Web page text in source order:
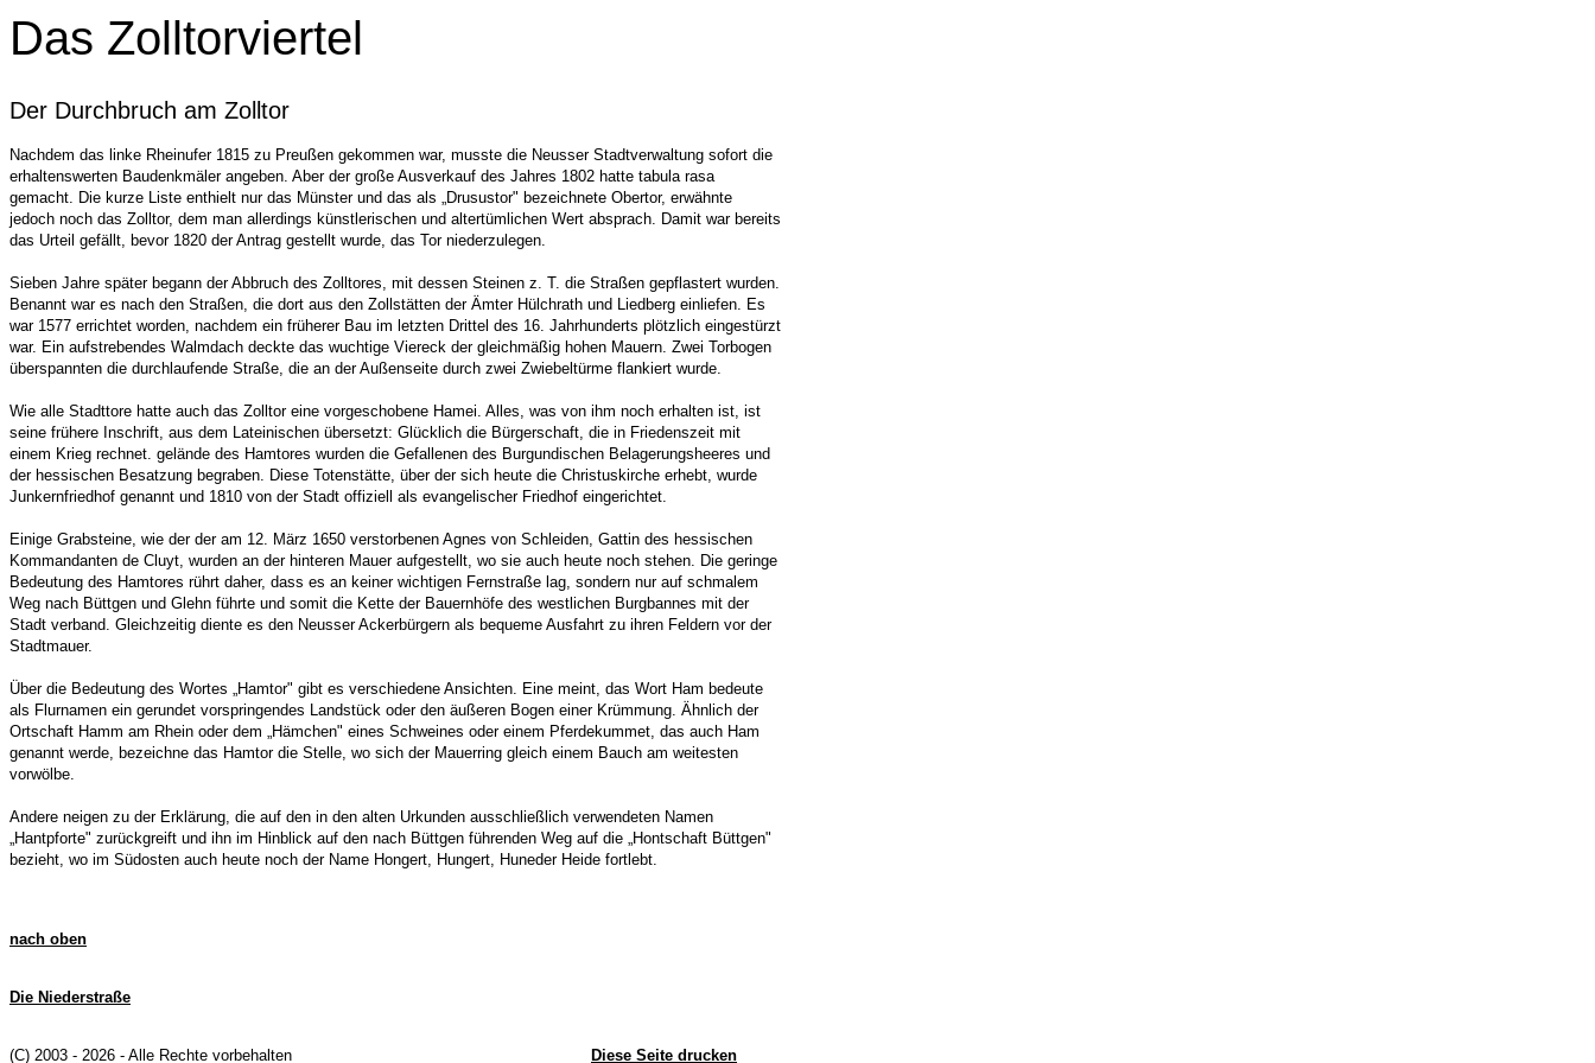
Das Zolltorviertel
Der Durchbruch am Zolltor
Nachdem das linke Rheinufer 1815 zu Preußen gekommen war, musste die Neusser Stadtverwaltung sofort die
erhaltenswerten Baudenkmäler angeben. Aber der große Ausverkauf des Jahres 1802 hatte tabula rasa
gemacht. Die kurze Liste enthielt nur das Münster und das als „Drusustor" bezeichnete Obertor, erwähnte
jedoch noch das Zolltor, dem man allerdings künstlerischen und altertümlichen Wert absprach. Damit war bereits
das Urteil gefällt, bevor 1820 der Antrag gestellt wurde, das Tor niederzulegen.
Sieben Jahre später begann der Abbruch des Zolltores, mit dessen Steinen z. T. die Straßen gepflastert wurden.
Benannt war es nach den Straßen, die dort aus den Zollstätten der Ämter Hülchrath und Liedberg einliefen. Es
war 1577 errichtet worden, nachdem ein früherer Bau im letzten Drittel des 16. Jahrhunderts plötzlich eingestürzt
war. Ein aufstrebendes Walmdach deckte das wuchtige Viereck der gleichmäßig hohen Mauern. Zwei Torbogen
überspannten die durchlaufende Straße, die an der Außenseite durch zwei Zwiebeltürme flankiert wurde.
Wie alle Stadttore hatte auch das Zolltor eine vorgeschobene Hamei. Alles, was von ihm noch erhalten ist, ist
seine frühere Inschrift, aus dem Lateinischen übersetzt: Glücklich die Bürgerschaft, die in Friedenszeit mit
einem Krieg rechnet. gelände des Hamtores wurden die Gefallenen des Burgundischen Belagerungsheeres und
der hessischen Besatzung begraben. Diese Totenstätte, über der sich heute die Christuskirche erhebt, wurde
Junkernfriedhof genannt und 1810 von der Stadt offiziell als evangelischer Friedhof eingerichtet.
Einige Grabsteine, wie der der am 12. März 1650 verstorbenen Agnes von Schleiden, Gattin des hessischen
Kommandanten de Cluyt, wurden an der hinteren Mauer aufgestellt, wo sie auch heute noch stehen. Die geringe
Bedeutung des Hamtores rührt daher, dass es an keiner wichtigen Fernstraße lag, sondern nur auf schmalem
Weg nach Büttgen und Glehn führte und somit die Kette der Bauernhöfe des westlichen Burgbannes mit der
Stadt verband. Gleichzeitig diente es den Neusser Ackerbürgern als bequeme Ausfahrt zu ihren Feldern vor der
Stadtmauer.
Über die Bedeutung des Wortes „Hamtor" gibt es verschiedene Ansichten. Eine meint, das Wort Ham bedeute
als Flurnamen ein gerundet vorspringendes Landstück oder den äußeren Bogen einer Krümmung. Ähnlich der
Ortschaft Hamm am Rhein oder dem „Hämchen" eines Schweines oder einem Pferdekummet, das auch Ham
genannt werde, bezeichne das Hamtor die Stelle, wo sich der Mauerring gleich einem Bauch am weitesten
vorwölbe.
Andere neigen zu der Erklärung, die auf den in den alten Urkunden ausschließlich verwendeten Namen
„Hantpforte" zurückgreift und ihn im Hinblick auf den nach Büttgen führenden Weg auf die „Hontschaft Büttgen"
bezieht, wo im Südosten auch heute noch der Name Hongert, Hungert, Huneder Heide fortlebt.
nach oben
Die Niederstraße
(C) 2003 - 2026 - Alle Rechte vorbehalten Diese Seite drucken